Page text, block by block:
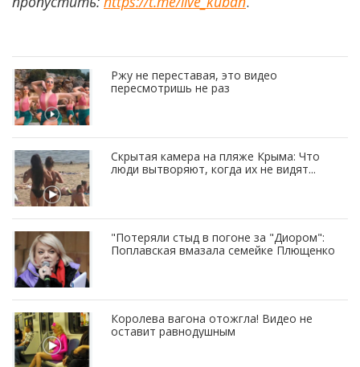
Ржу не переставая, это видео
пересмотришь не раз
Скрытая камера на пляже Крыма: Что
люди вытворяют, когда их не видят...
"Потеряли стыд в погоне за "Диором":
Поплавская вмазала семейке Плющенко
Королева вагона отожгла! Видео не
оставит равнодушным